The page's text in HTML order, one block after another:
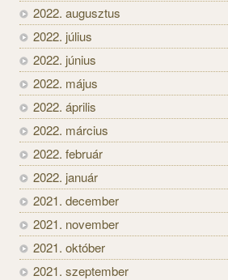
2022. augusztus
2022. július
2022. június
2022. május
2022. április
2022. március
2022. február
2022. január
2021. december
2021. november
2021. október
2021. szeptember